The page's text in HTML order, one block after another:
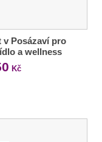
v Posázaví pro
a wellness
Kč